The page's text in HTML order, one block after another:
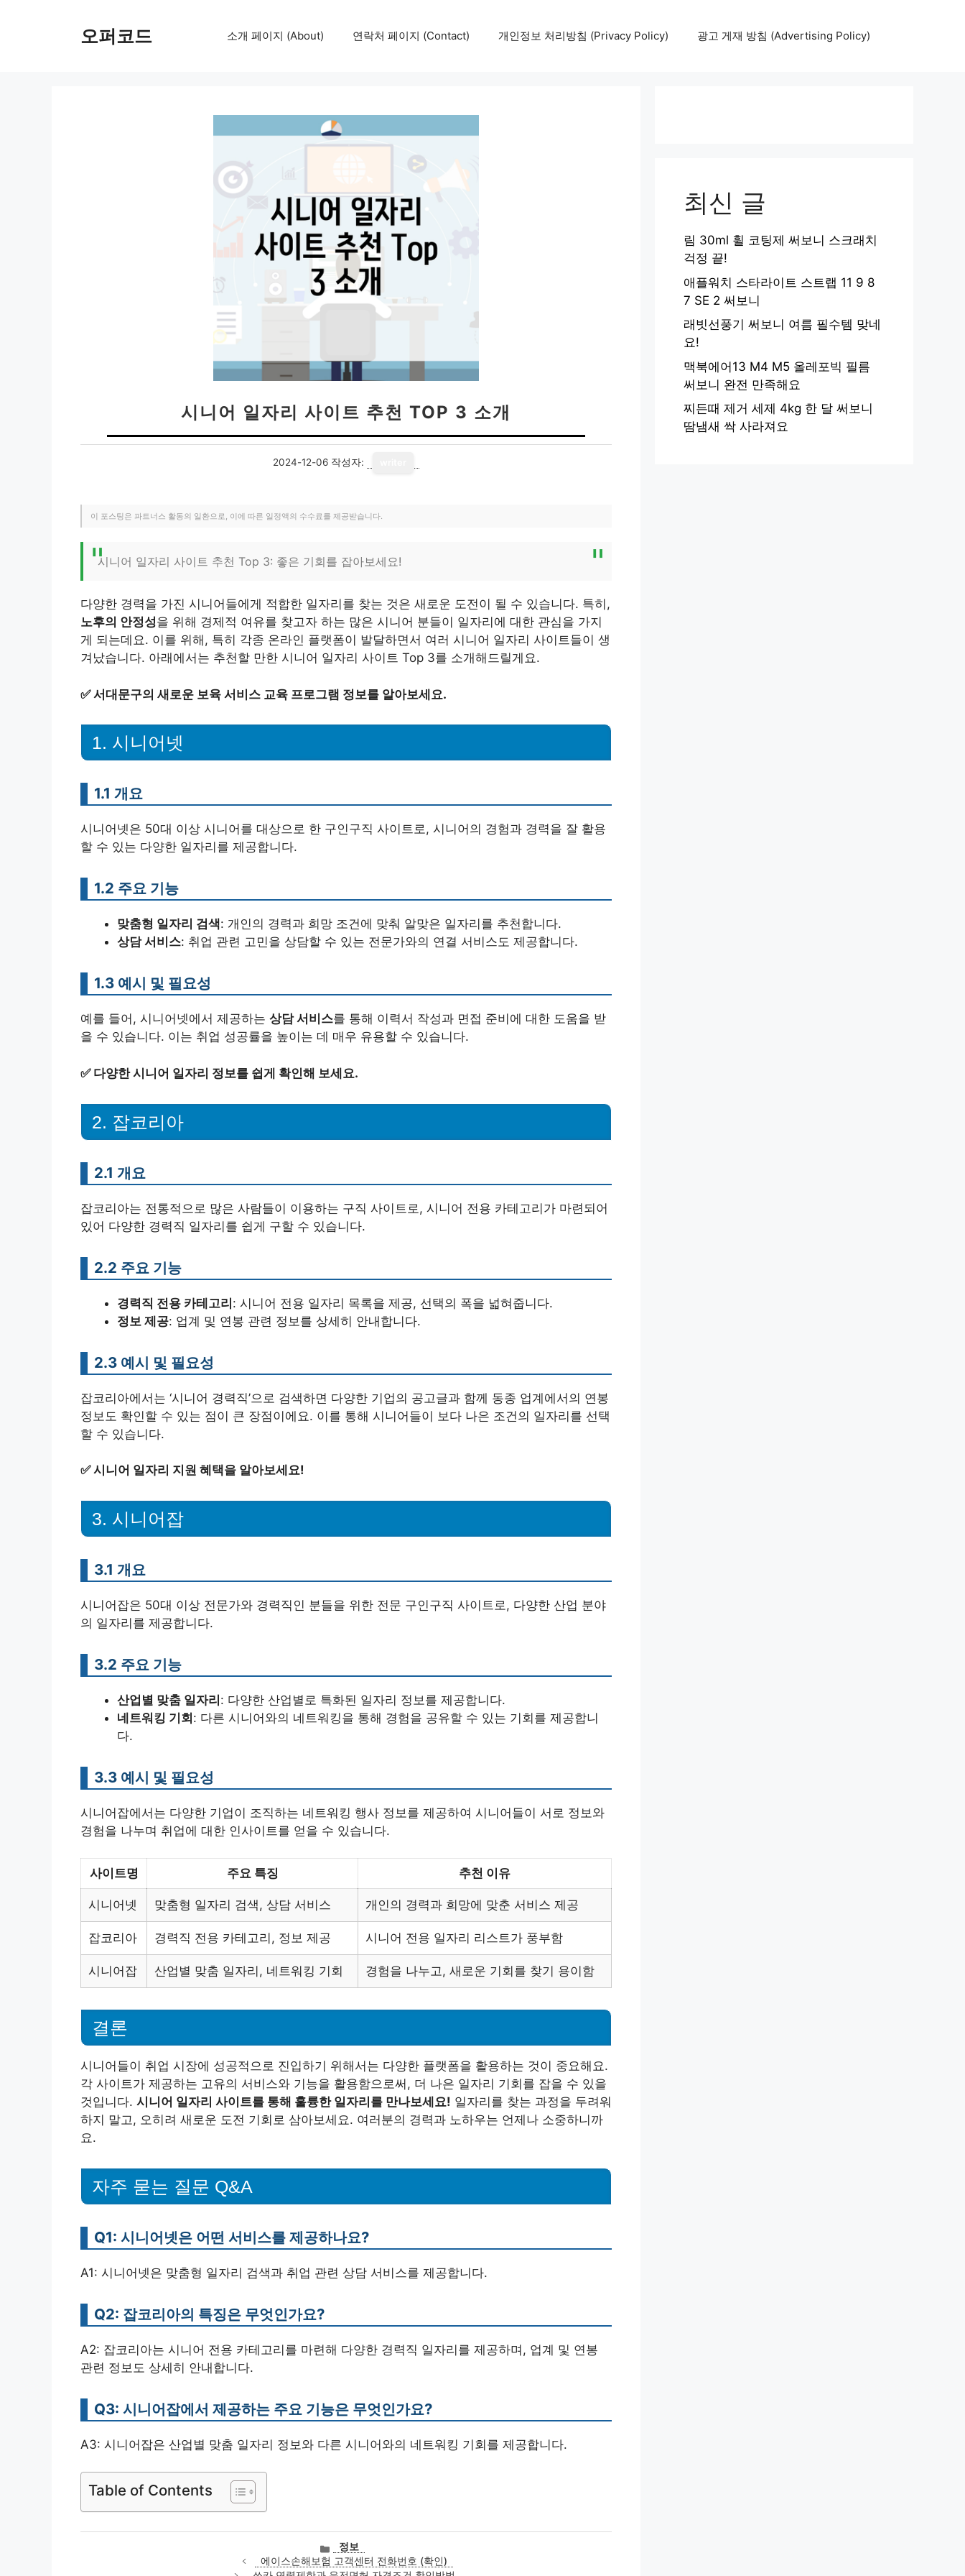
오퍼코드 소개 페이지 (About) 연락처 페이지 (Contact) 개인정보 처리방침 (Privacy Policy) 광고 게재 방침 (Advertising Policy)
시니어 일자리 사이트 추천 TOP 3 소개
2024-12-06 작성자:
이 포스팅은 파트너스 활동의 일환으로, 이에 따른 일정액의 수수료를 제공받습니다.
시니어 일자리 사이트 추천 Top 3: 좋은 기회를 잡아보세요!
다양한 경력을 가진 시니어들에게 적합한 일자리를 찾는 것은 새로운 도전이 될 수 있습니다. 특히,
노후의 안정성을 위해 경제적 여유를 찾고자 하는 많은 시니어 분들이 일자리에 대한 관심을 가지
게 되는데요. 이를 위해, 특히 각종 온라인 플랫폼이 발달하면서 여러 시니어 일자리 사이트들이 생
겨났습니다. 아래에서는 추천할 만한 시니어 일자리 사이트 Top 3를 소개해드릴게요.
✅서대문구의 새로운 보육 서비스 교육 프로그램 정보를 알아보세요.
1. 시니어넷
1.1 개요
시니어넷은 50대 이상 시니어를 대상으로 한 구인구직 사이트로, 시니어의 경험과 경력을 잘 활용
할 수 있는 다양한 일자리를 제공합니다.
1.2 주요 기능
맞춤형 일자리 검색: 개인의 경력과 희망 조건에 맞춰 알맞은 일자리를 추천합니다.
상담 서비스: 취업 관련 고민을 상담할 수 있는 전문가와의 연결 서비스도 제공합니다.
1.3 예시 및 필요성
예를 들어, 시니어넷에서 제공하는 상담 서비스를 통해 이력서 작성과 면접 준비에 대한 도움을 받
을 수 있습니다. 이는 취업 성공률을 높이는 데 매우 유용할 수 있습니다.
✅ 다양한 시니어 일자리 정보를 쉽게 확인해 보세요.
2. 잡코리아
2.1 개요
잡코리아는 전통적으로 많은 사람들이 이용하는 구직 사이트로, 시니어 전용 카테고리가 마련되어
있어 다양한 경력직 일자리를 쉽게 구할 수 있습니다.
2.2 주요 기능
경력직 전용 카테고리: 시니어 전용 일자리 목록을 제공, 선택의 폭을 넓혀줍니다.
정보 제공: 업계 및 연봉 관련 정보를 상세히 안내합니다.
2.3 예시 및 필요성
잡코리아에서는 ‘시니어 경력직’으로 검색하면 다양한 기업의 공고글과 함께 동종 업계에서의 연봉
정보도 확인할 수 있는 점이 큰 장점이에요. 이를 통해 시니어들이 보다 나은 조건의 일자리를 선택
할 수 있습니다.
✅시니어 일자리 지원 혜택을 알아보세요!
3. 시니어잡
3.1 개요
시니어잡은 50대 이상 전문가와 경력직인 분들을 위한 전문 구인구직 사이트로, 다양한 산업 분야
의 일자리를 제공합니다.
3.2 주요 기능
산업별 맞춤 일자리: 다양한 산업별로 특화된 일자리 정보를 제공합니다.
네트워킹 기회: 다른 시니어와의 네트워킹을 통해 경험을 공유할 수 있는 기회를 제공합니
다.
3.3 예시 및 필요성
시니어잡에서는 다양한 기업이 조직하는 네트워킹 행사 정보를 제공하여 시니어들이 서로 정보와
경험을 나누며 취업에 대한 인사이트를 얻을 수 있습니다.
사이트명 주요 특징 추천 이유
시니어넷 맞춤형 일자리 검색, 상담 서비스 개인의 경력과 희망에 맞춘 서비스 제공
잡코리아 경력직 전용 카테고리, 정보 제공 시니어 전용 일자리 리스트가 풍부함
시니어잡 산업별 맞춤 일자리, 네트워킹 기회 경험을 나누고, 새로운 기회를 찾기 용이함
결론
시니어들이 취업 시장에 성공적으로 진입하기 위해서는 다양한 플랫폼을 활용하는 것이 중요해요.
각 사이트가 제공하는 고유의 서비스와 기능을 활용함으로써, 더 나은 일자리 기회를 잡을 수 있을
것입니다. 시니어 일자리 사이트를 통해 훌륭한 일자리를 만나보세요! 일자리를 찾는 과정을 두려워
하지 말고, 오히려 새로운 도전 기회로 삼아보세요. 여러분의 경력과 노하우는 언제나 소중하니까
요.
자주 묻는 질문 Q&A
Q1: 시니어넷은 어떤 서비스를 제공하나요?
A1: 시니어넷은 맞춤형 일자리 검색과 취업 관련 상담 서비스를 제공합니다.
Q2: 잡코리아의 특징은 무엇인가요?
A2: 잡코리아는 시니어 전용 카테고리를 마련해 다양한 경력직 일자리를 제공하며, 업계 및 연봉
관련 정보도 상세히 안내합니다.
Q3: 시니어잡에서 제공하는 주요 기능은 무엇인가요?
A3: 시니어잡은 산업별 맞춤 일자리 정보와 다른 시니어와의 네트워킹 기회를 제공합니다.
Table of Contents
카
테
정보
에이스손해보험 고객센터 전화번호 (확인)
최신 글
림 30ml 휠 코팅제 써보니 스크래치
걱정 끝!
애플워치 스타라이트 스트랩 11 9 8
7 SE 2 써보니
래빗선풍기 써보니 여름 필수템 맞네
요!
맥북에어13 M4 M5 올레포빅 필름
써보니 완전 만족해요
찌든때 제거 세제 4kg 한 달 써보니
땀냄새 싹 사라져요